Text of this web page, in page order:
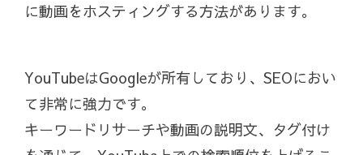
に動画をホスティングする方法があります。
YouTubeはGoogleが所有しており、SEOにおい
て非常に強力です。
キーワードリサーチや動画の説明文、タグ付け